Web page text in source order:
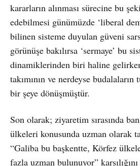
kararların alınması sürecine bu
edebilmesi günümüzde ‘liberal
bilinen sisteme duyulan güveni
görünüşe bakılırsa ‘sermaye’ bu
dinamiklerinden biri haline
takımının ve nerdeyse
bir şeye dönüşmüştür.
Son olarak; ziyaretim sırasında
ülkeleri konusunda uzman olarak
“Galiba bu başkentte, Körfez
fazla uzman bulunuyor”